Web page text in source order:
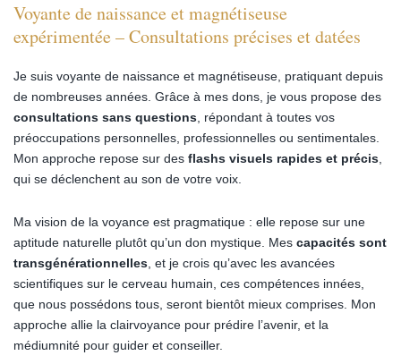
Voyante de naissance et magnétiseuse
expérimentée – Consultations précises et datées
Je suis voyante de naissance et magnétiseuse, pratiquant depuis
de nombreuses années. Grâce à mes dons, je vous propose des
consultations sans questions, répondant à toutes vos
préoccupations personnelles, professionnelles ou sentimentales.
Mon approche repose sur des flashs visuels rapides et précis,
qui se déclenchent au son de votre voix.
Ma vision de la voyance est pragmatique : elle repose sur une
aptitude naturelle plutôt qu’un don mystique. Mes capacités sont
transgénérationnelles , et je crois qu’avec les avancées
scientifiques sur le cerveau humain, ces compétences innées,
que nous possédons tous, seront bientôt mieux comprises. Mon
approche allie la clairvoyance pour prédire l’avenir, et la
médiumnité pour guider et conseiller.